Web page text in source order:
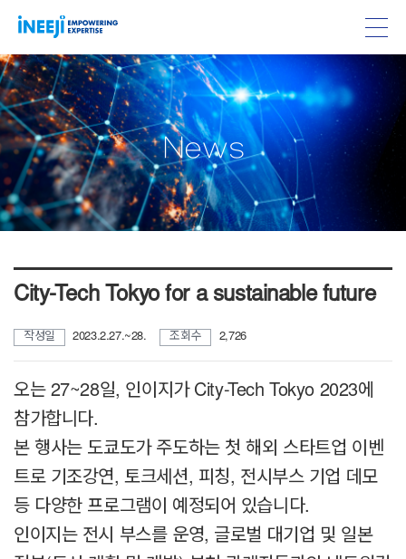
News
City-Tech Tokyo for a sustainable future
작성일 2023.2.27.~28. 조회수 2,726
오는 27~28일, 인이지가 City-Tech Tokyo 2023에
참가합니다.
본 행사는 도쿄도가 주도하는 첫 해외 스타트업 이벤
트로 기조강연, 토크세션, 피칭, 전시부스 기업 데모
등 다양한 프로그램이 예정되어 있습니다.
인이지는 전시 부스를 운영, 글로벌 대기업 및 일본